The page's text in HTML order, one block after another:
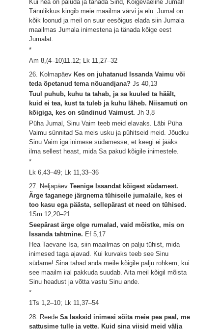
Kui hea on paluda ja tänada Sind, Kõigeväeline Jumal!
Tänulikkus kingib meie maailma värvi ja elu. Jumal on
kõik loonud ja meil on suur eesõigus elada siin Jumala
maailmas Jumala inimestena ja tänada kõige eest
Jumalat.
*
Am 8,(4–10)11.12; Lk 11,27–32
26. KolmapäevKes on juhatanud Issanda Vaimu või
teda õpetanud tema nõuandjana?Js 40,13
Tuul puhub, kuhu ta tahab, ja sa kuuled ta häält,
kuid ei tea, kust ta tuleb ja kuhu läheb. Niisamuti on
kõigiga, kes on sündinud Vaimust.Jh 3,8
Püha Jumal, Sinu Vaim teeb meid elavaks. Läbi Püha
Vaimu sünnitad Sa meis usku ja pühitseid meid. Jõudku
Sinu Vaim iga inimese südamesse, et keegi ei jääks
ilma sellest heast, mida Sa pakud kõigile inimestele.
*
Lk 6,43–49; Lk 11,33–36
27. NeljapäevTeenige Issandat kõigest südamest.
Ärge taganege järgnema tühiseile jumalaile, kes ei
too kasu ega päästa, sellepärast et need on tühised.
1Sm 12,20–21
Seepärast ärge olge rumalad, vaid mõistke, mis on
Issanda tahtmine. Ef 5,17
Hea Taevane Isa, siin maailmas on palju tühist, mida
inimesed taga ajavad. Kui kurvaks teeb see Sinu
südame! Sina tahad anda meile kõigile palju rohkem, kui
see maailm iial pakkuda suudab. Aita meil kõigil mõista
Sinu headust ja võtta vastu Sinu ande.
*
1Ts 1,2–10; Lk 11,37–54
28. ReedeSa lasksid inimesi sõita meie pea peal, me
sattusime tulle ja vette. Kuid sina viisid meid välja